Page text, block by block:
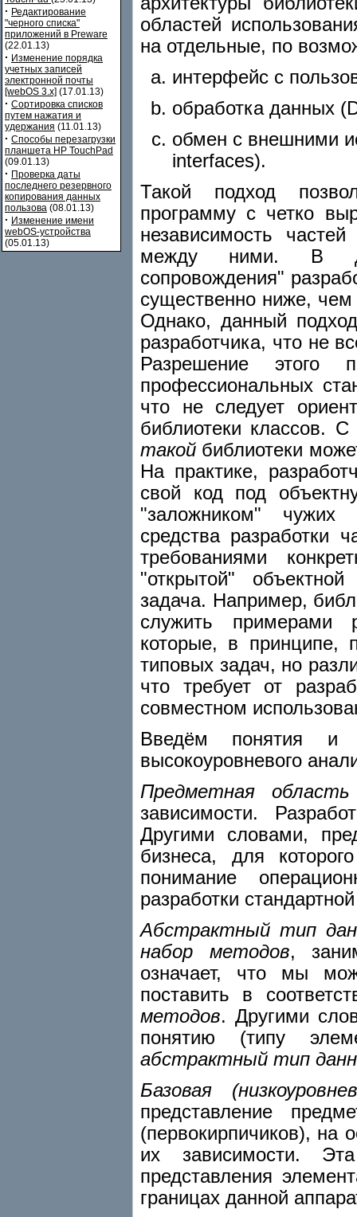
· Редактирование
"черного списка"
приложений в Preware
(22.01.13)
· Изменение порядка
учетных записей
электронной почты
[webOS 3.x] (17.01.13)
· Сортировка списков
путем нажатия и
удержания (11.01.13)
· Способы перезагрузки
планшета HP TouchPad
(09.01.13)
· Проверка даты
последнего резервного
копирования данных
пользова (08.01.13)
· Изменение имени
webOS-устройства
(05.01.13)
областей
на отдельные, по
интерфейс с
обработка данных
обмен с внешними
interfaces).
Такой подход
программу с четко
независимость
между ними. В
сопровождения"
существенно ниже,
Однако, данный
разработчика, что не
Разрешение этого
профессиональных
что не следует
библиотеки классов.
такой библиотеки
На практике,
свой код под
"заложником" чужих
средства разработки
требованиями
"открытой"
задача. Например,
служить примерами
которые, в принципе,
типовых задач, но
что требует от
совместном
Введём понятия и
высокоуровневого
Предметная область
зависимости.
Другими словами,
бизнеса, для
понимание
разработки
Абстрактный тип
набор методов,
означает, что мы
поставить в
методов. Другими
понятию (типу
абстрактный тип
Базовая
представление
(первокирпичиков), на
их зависимости.
представления
границах данной